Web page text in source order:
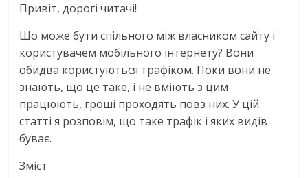
Привіт, дорогі читачі!
Що може бути спільного між власником сайту і
користувачем мобільного інтернету? Вони
обидва користуються трафіком. Поки вони не
знають, що це таке, і не вміють з цим
працюють, гроші проходять повз них. У цій
статті я розповім, що таке трафік і яких видів
буває.
Зміст